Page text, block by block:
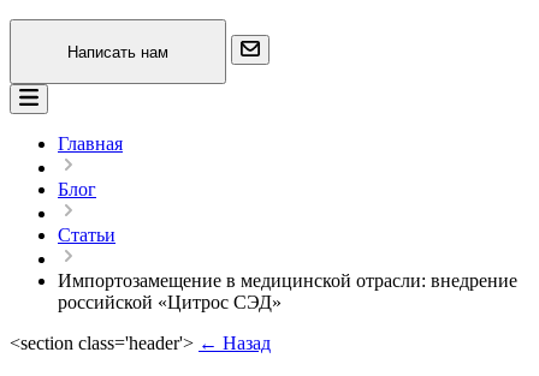
Написать нам
Главная
Блог
Статьи
Импортозамещение в медицинской отрасли: внедрение
российской «Цитрос СЭД»
<section class='header'> ← Назад